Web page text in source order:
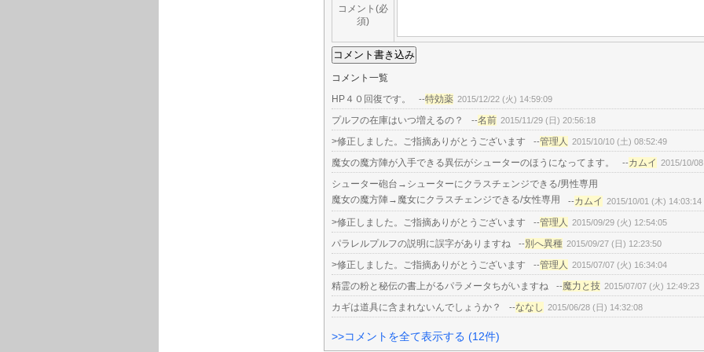
コメント(必
須)
コメント一覧
HP４０回復です。
--特効薬 2015/12/22 (火) 14:59:09
プルフの在庫はいつ増えるの？ --名前 2015/11/29 (日) 20:56:18
>修正しました。ご指摘ありがとうございます --管理人 2015/10/10 (土) 08:52:49
魔女の魔方陣が入手できる異伝がシューターのほうになってます。 --カムイ 2015/10/
シューター砲台→シューターにクラスチェンジできる/男性専用
魔女の魔方陣→魔女にクラスチェンジできる/女性専用 --カムイ 2015/10/01 (木) 14:03:14
>修正しました。ご指摘ありがとうございます --管理人 2015/09/29 (火) 12:54:05
パラレルプルフの説明に誤字がありますね --別へ異種 2015/09/27 (日) 12:23:50
>修正しました。ご指摘ありがとうございます --管理人 2015/07/07 (火) 16:34:04
精霊の粉と秘伝の書上がるパラメータちがいますね --魔力と技 2015/07/07 (火) 12:49:23
カギは道具に含まれないんでしょうか？ --ななし 2015/06/28 (日) 14:32:08
>>コメントを全て表示する (12件)